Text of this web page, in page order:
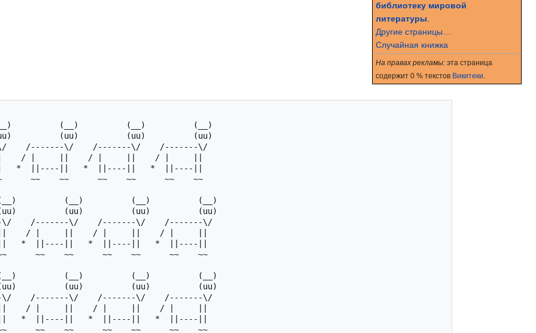
библиотеку мировой
литературы.
Другие страницы…
Случайная книжка
На правах рекламы: эта страница
содержит 0 % текстов Викитеки